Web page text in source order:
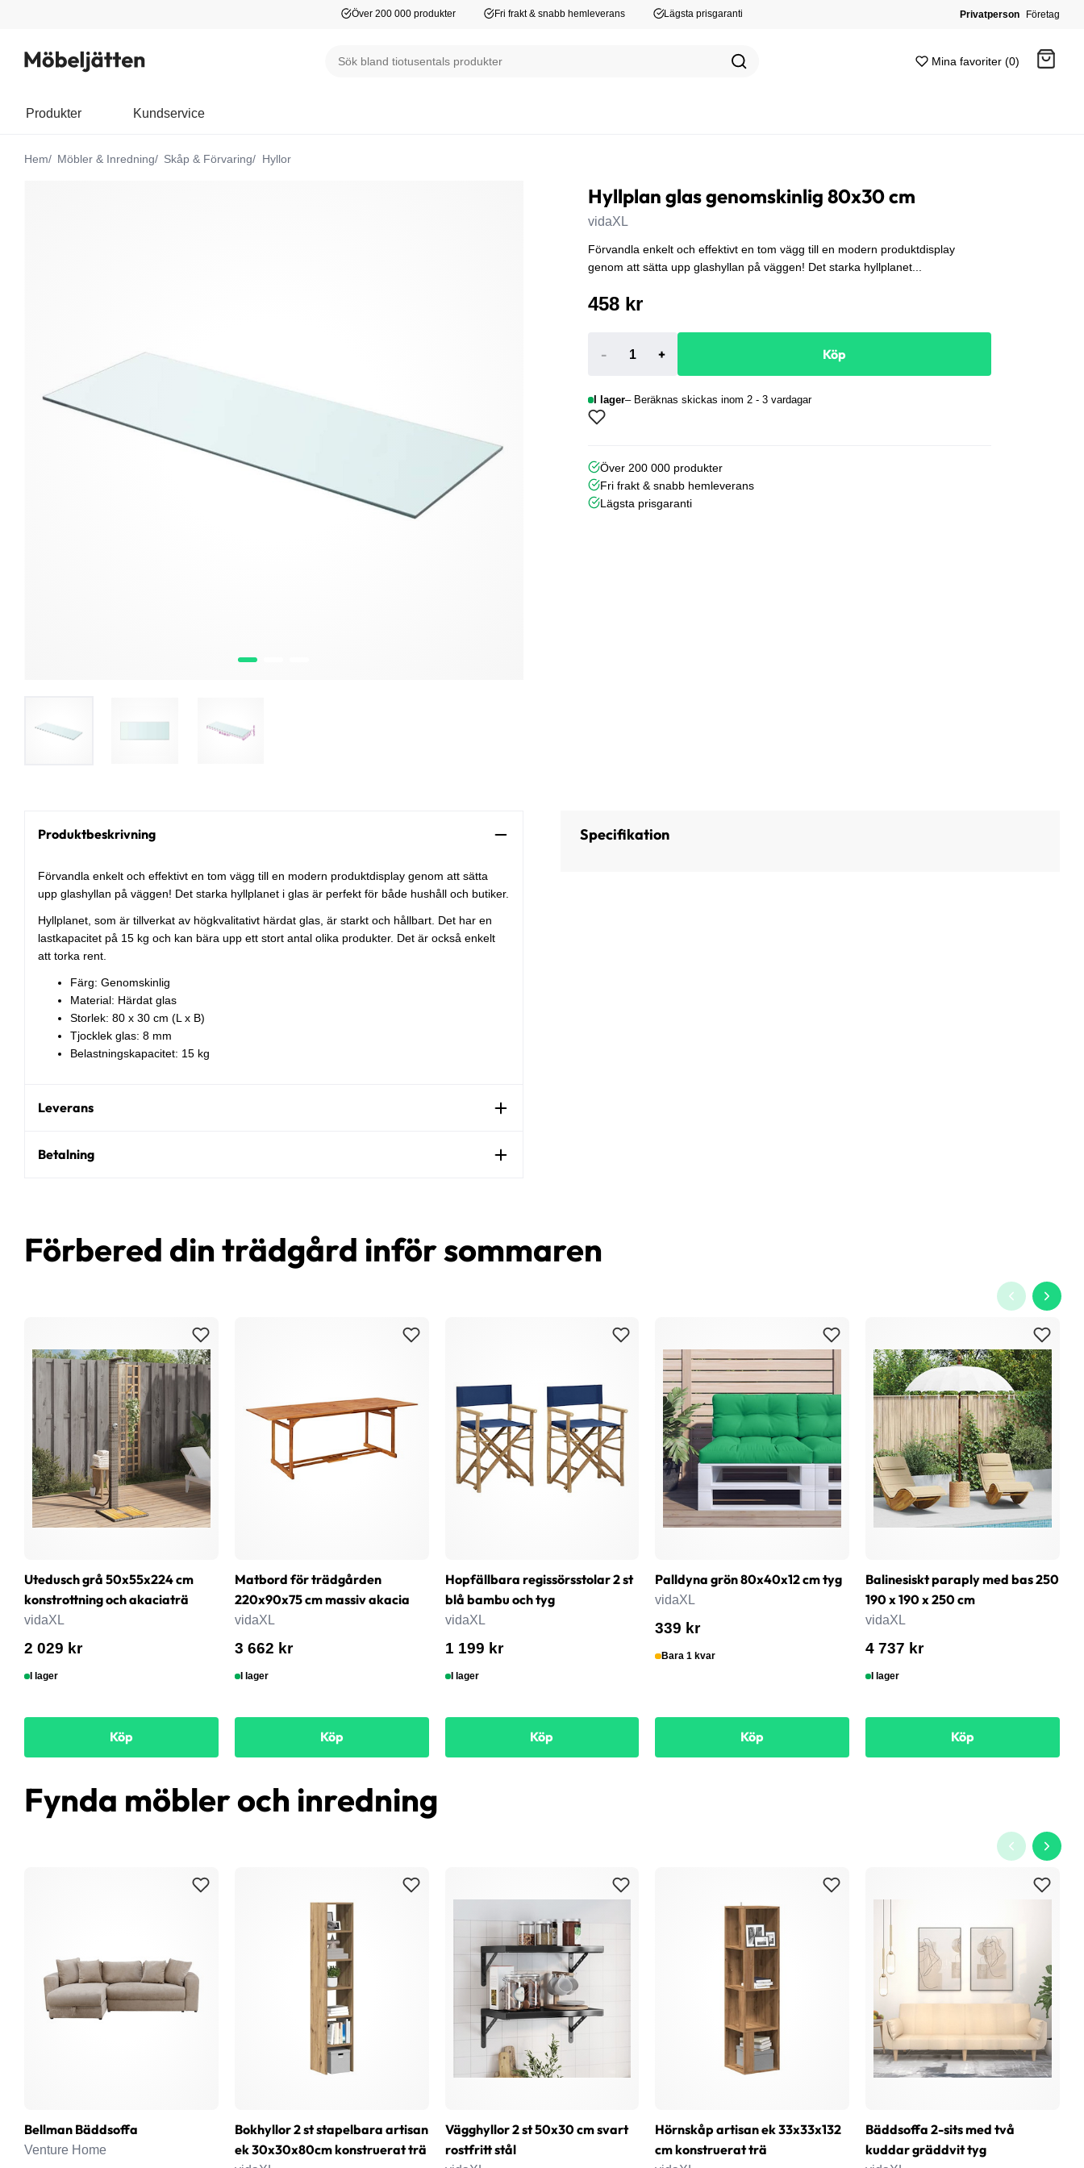
Över 200 000 produkter Fri frakt & snabb hemleverans Lägsta prisgaranti Privatperson Företag
Mina favoriter (0)
Produkter Kundservice
Hem Möbler & Inredning Skåp & Förvaring Hyllor
Hyllplan glas genomskinlig 80x30 cm
vidaXL
Förvandla enkelt och effektivt en tom vägg till en modern produktdisplay
genom att sätta upp glashyllan på väggen! Det starka hyllplanet...
458 kr
- + Köp
I lager Beräknas skickas inom 2 - 3 vardagar
Över 200 000 produkter
Fri frakt & snabb hemleverans
Lägsta prisgaranti
Produktbeskrivning
Förvandla enkelt och effektivt en tom vägg till en modern produktdisplay genom att sätta
upp glashyllan på väggen! Det starka hyllplanet i glas är perfekt för både hushåll och butiker.
Hyllplanet, som är tillverkat av högkvalitativt härdat glas, är starkt och hållbart. Det har en
lastkapacitet på 15 kg och kan bära upp ett stort antal olika produkter. Det är också enkelt
att torka rent.
Färg: Genomskinlig
Material: Härdat glas
Storlek: 80 x 30 cm (L x B)
Tjocklek glas: 8 mm
Belastningskapacitet: 15 kg
Leverans
Betalning
Specifikation
Förbered din trädgård inför sommaren
Utedusch grå 50x55x224 cm
konstrottning och akaciaträ
vidaXL
2 029 kr
I lager
Köp
Matbord för trädgården
220x90x75 cm massiv akacia
vidaXL
3 662 kr
I lager
Köp
Hopfällbara regissörsstolar 2 st
blå bambu och tyg
vidaXL
1 199 kr
I lager
Köp
Palldyna grön 80x40x12 cm tyg
vidaXL
339 kr
Bara 1 kvar
Köp
Balinesiskt paraply med bas 250
190 x 190 x 250 cm
vidaXL
4 737 kr
I lager
Köp
Fynda möbler och inredning
Bellman Bäddsoffa
Venture Home
Bokhyllor 2 st stapelbara artisan
ek 30x30x80cm konstruerat trä
Vägghyllor 2 st 50x30 cm svart
rostfritt stål
Hörnskåp artisan ek 33x33x132
cm konstruerat trä
Bäddsoffa 2-sits med två
kuddar gräddvit tyg